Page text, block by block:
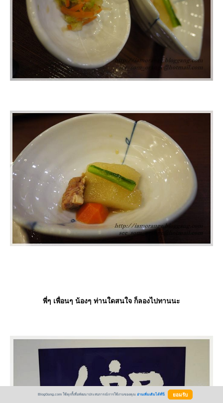
พี่ๆ เพื่อนๆ น้องๆ ท่านใดสนใจ ก็ลองไปทานนะ
BlogGang.com ใช้คุกกี้เพื่อพัฒนาประสบการณ์การใช้งานของคุณ อ่านเพิ่มเติมได้ที่นี่